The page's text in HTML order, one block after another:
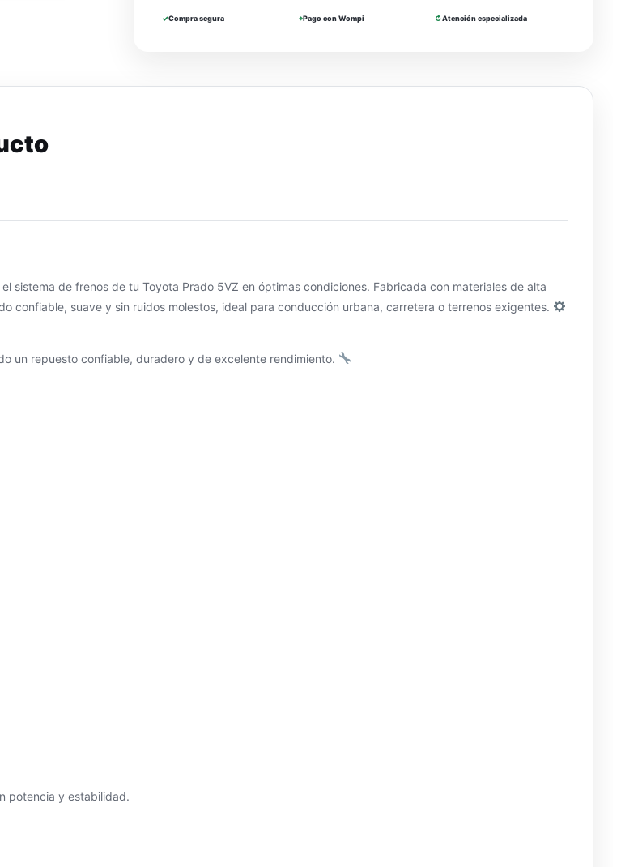
✓Compra segura ⌖Pago con Wompi ↻Atención especializada
sistema de frenos de tu Toyota Prado 5VZ en óptimas condiciones. Fabricada con materiales de alta
confiable, suave y sin ruidos molestos, ideal para conducción urbana, carretera o terrenos exigentes.
un repuesto confiable, duradero y de excelente rendimiento.
potencia y estabilidad.